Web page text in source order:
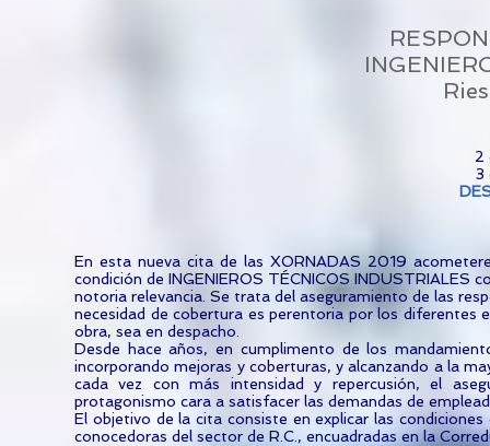
2
3
En esta nueva cita de las XORNADAS 2019
condición de INGENIEROS TÉCNICOS
notoria relevancia. Se trata del aseguramiento de las
necesidad de cobertura es perentoria por los diferentes
obra, sea en despacho.
Desde hace años, en cumplimento de los
incorporando mejoras y coberturas, y alcanzando a la
cada vez con más intensidad y repercusión, el
protagonismo cara a satisfacer las demandas de
El objetivo de la cita consiste en explicar las
conocedoras del sector de R.C., encuadradas en la